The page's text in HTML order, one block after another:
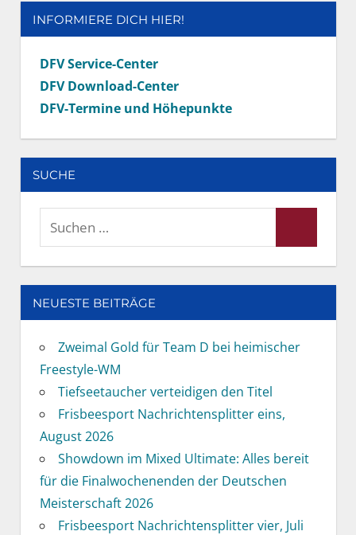
INFORMIERE DICH HIER!
DFV Service-Center
DFV Download-Center
DFV-Termine und Höhepunkte
SUCHE
Suchen
NEUESTE BEITRÄGE
Zweimal Gold für Team D bei heimischer
Freestyle-WM
Tiefseetaucher verteidigen den Titel
Frisbeesport Nachrichtensplitter eins,
August 2026
Showdown im Mixed Ultimate: Alles bereit
für die Finalwochenenden der Deutschen
Meisterschaft 2026
Frisbeesport Nachrichtensplitter vier, Juli